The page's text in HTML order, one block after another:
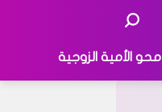
محو الأمية الزوجية